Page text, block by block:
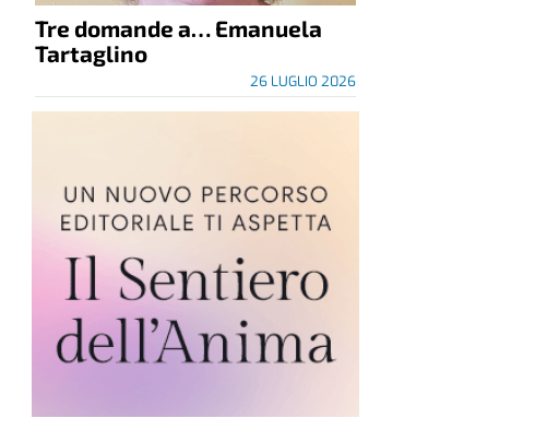
Tre domande a… Emanuela
Tartaglino
26 LUGLIO 2026